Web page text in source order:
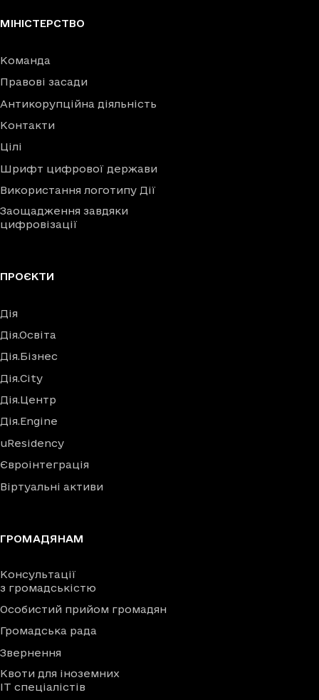
МІНІСТЕРСТВО
Команда
Правові засади
Антикорупційна діяльність
Контакти
Цілі
Шрифт цифрової держави
Використання логотипу Дії
Заощадження завдяки
цифровізації
ПРОЄКТИ
Дія
Дія.Освіта
Дія.Бізнес
Дія.City
Дія.Центр
Дія.Engine
uResidency
Євроінтеграція
Віртуальні активи
ГРОМАДЯНАМ
Консультації
з громадськістю
Особистий прийом громадян
Громадська рада
Звернення
Квоти для іноземних
IT спеціалістів